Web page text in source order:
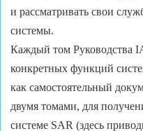
и рассматривать свои
системы.
Каждый том Руководства
конкретных функций
как самостоятельный
двумя томами, для
системе SAR (здесь